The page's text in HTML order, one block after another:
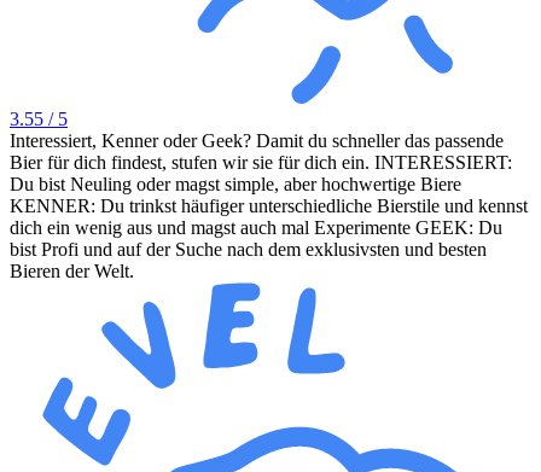
3.55 / 5
Interessiert, Kenner oder Geek? Damit du schneller das passende
Bier für dich findest, stufen wir sie für dich ein. INTERESSIERT:
Du bist Neuling oder magst simple, aber hochwertige Biere
KENNER: Du trinkst häufiger unterschiedliche Bierstile und kennst
dich ein wenig aus und magst auch mal Experimente GEEK: Du
bist Profi und auf der Suche nach dem exklusivsten und besten
Bieren der Welt.